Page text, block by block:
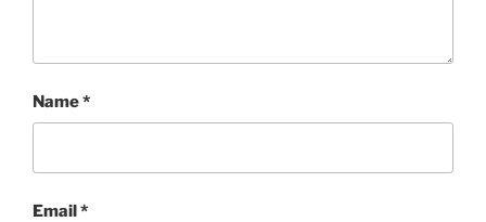
Name*
Email*